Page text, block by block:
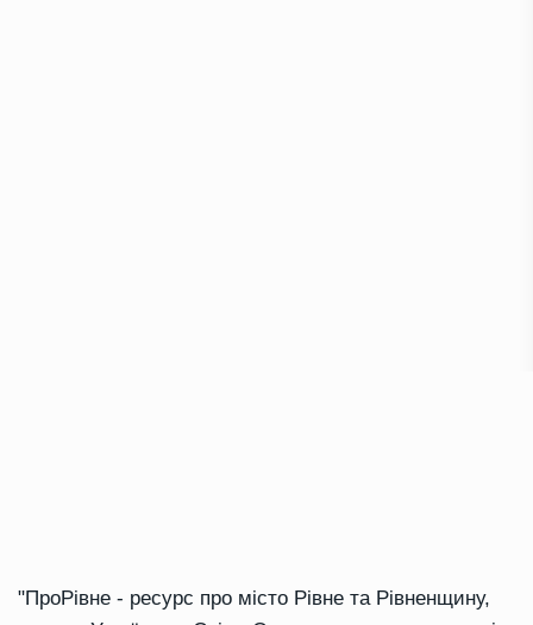
"ПроРівне - ресурс про місто Рівне та Рівненщину,